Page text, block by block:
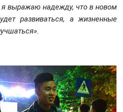
выражаю надежду, что в новом
развиваться, а жизненные